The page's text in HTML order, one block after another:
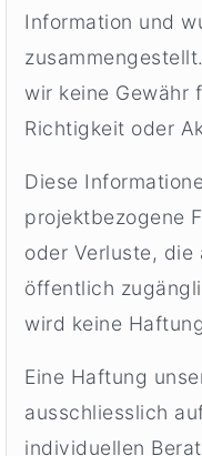
Information und
wir keine Gewähr
Richtigkeit oder
Diese
projektbezogene
oder Verluste, die
öffentlich
wird keine
Eine Haftung
ausschliesslich
individuellen